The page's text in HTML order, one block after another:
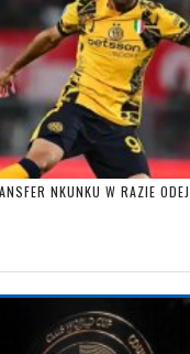
NKUNKU W RAZIE